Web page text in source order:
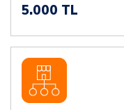
5.000 TL